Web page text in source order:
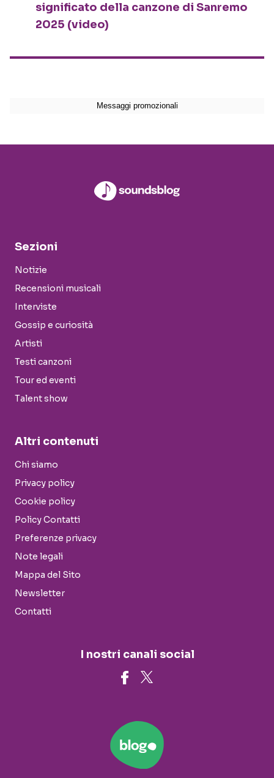
significato della canzone di Sanremo
2025 (video)
Sezioni
Notizie
Recensioni musicali
Interviste
Gossip e curiosità
Artisti
Testi canzoni
Tour ed eventi
Talent show
Altri contenuti
Chi siamo
Privacy policy
Cookie policy
Policy Contatti
Preferenze privacy
Note legali
Mappa del Sito
Newsletter
Contatti
I nostri canali social